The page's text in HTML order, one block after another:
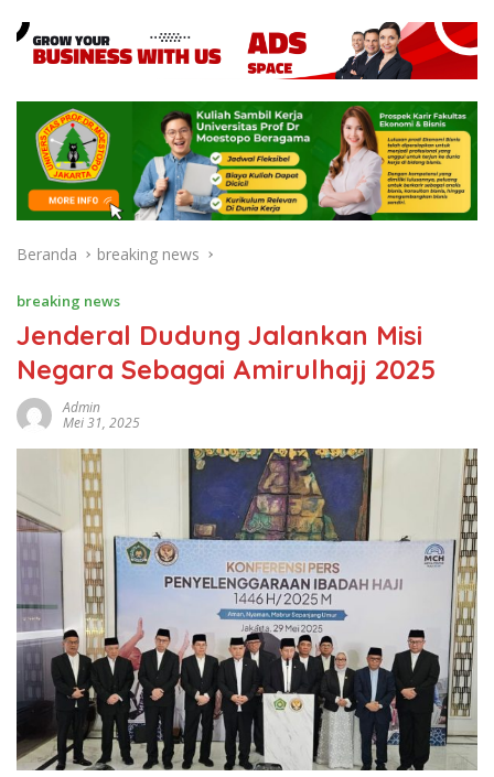
Beranda breaking news
breaking news
Jenderal Dudung Jalankan Misi
Negara Sebagai Amirulhajj 2025
Admin
Mei 31, 2025